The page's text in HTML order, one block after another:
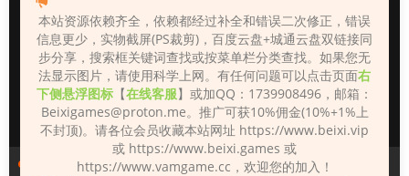
人物（Looks） 人物（Looks）
本站资源依赖齐全，依赖都经过补全和错误二次修正，错误
信息更少，实物截屏(PS裁剪)，百度云盘+城通云盘双链接同
步分享，搜索框关键词查找或按菜单栏分类查找。如果您无
法显示图片，请使用科学上网。有任何问题可以点击页面右
下侧悬浮图标 【在线客服】或加QQ：1739908496，邮箱：
Beixigames@proton.me。推广可获10%佣金(10%+1%上
不封顶)。请各位会员收藏本站网址 https://www.beixi.vip
或 https://www.beixi.games 或
https://www.vamgame.cc，欢迎您的加入！